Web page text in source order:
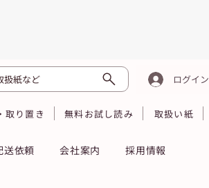
扱紙など ログイン
取り置き 無料お試し読み 取扱い紙
送依頼 会社案内
採用情報